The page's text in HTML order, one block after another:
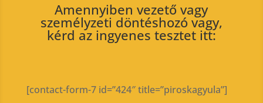
Amennyiben vezető vagy
személyzeti döntéshozó vagy,
kérd az ingyenes tesztet itt:
[contact-form-7 id=”424″ title=”piroskagyula”]